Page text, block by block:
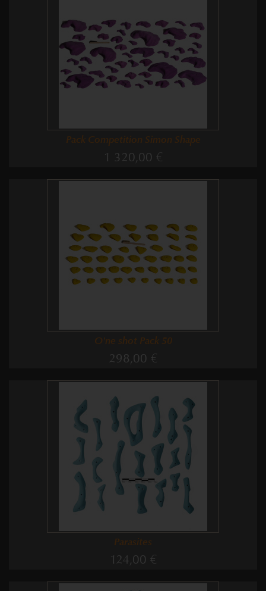
Pack Competition Simon Shape
1 320,00 €
O'ne shot Pack 50
298,00 €
Parasites
124,00 €